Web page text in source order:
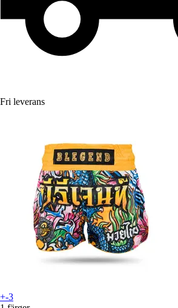
Fri leverans
+-3